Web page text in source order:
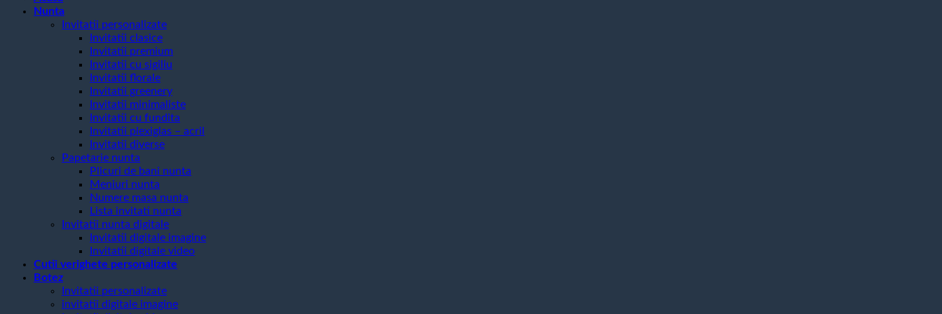
Nunta
Invitatii personalizate
Invitatii clasice
Invitatii premium
Invitatii cu sigiliu
Invitatii florale
Invitatii greenery
Invitatii minimaliste
Invitatii cu fundita
Invitatii plexiglas – acril
Invitatii diverse
Papetarie nunta
Plicuri de bani nunta
Meniuri nunta
Numere masa nunta
Lista invitati nunta
Invitatii nunta digitale
Invitatii digitale imagine
Invitatii digitale video
Cutii verighete personalizate
Botez
Invitatii personalizate
invitatii digitale imagine